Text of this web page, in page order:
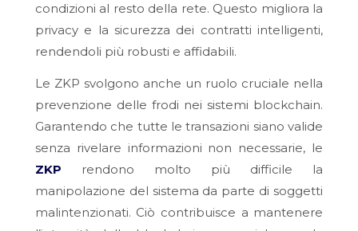
condizioni al resto della rete. Questo migliora la
privacy e la sicurezza dei contratti intelligenti,
rendendoli più robusti e affidabili.
Le ZKP svolgono anche un ruolo cruciale nella
prevenzione delle frodi nei sistemi blockchain.
Garantendo che tutte le transazioni siano valide
senza rivelare informazioni non necessarie, le
ZKP
rendono molto più difficile la
manipolazione del sistema da parte di soggetti
malintenzionati. Ciò contribuisce a mantenere